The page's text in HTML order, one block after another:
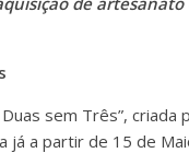
sem Três”, criada
já a partir de 15 de